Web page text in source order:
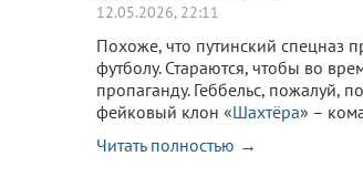
12.05.2026, 22:11
Похоже, что путинский спецназ
футболу. Стараются, чтобы во
пропаганду. Геббельс, пожалуй,
фейковый клон «Шахтёра» –
Читать полностью →